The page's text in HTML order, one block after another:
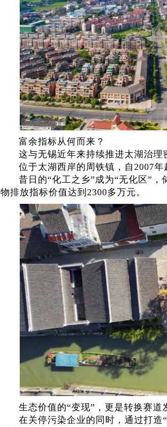
富余指标从何而来？
这与无锡近年来持续推进太湖治理
位于太湖西岸的周铁镇，自2007年
昔日的“化工之乡”成为“无化区”
物排放指标价值达到2300多万元。
生态价值的“变现”，更是转换赛道
在关停污染企业的同时，通过打